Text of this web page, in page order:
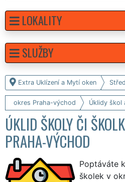
Extra Uklízení a Mytí oken
okres Praha-východ Úklidy škol
ÚKLID ŠKOLY ČI
PRAHA-VÝCHOD
Poptáváte
školek v
LOKALITY
SLUŽBY